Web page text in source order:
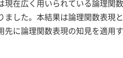
在広く用いられている論理関
した。本結果は論理関数表現
に論理関数表現の知見を適用